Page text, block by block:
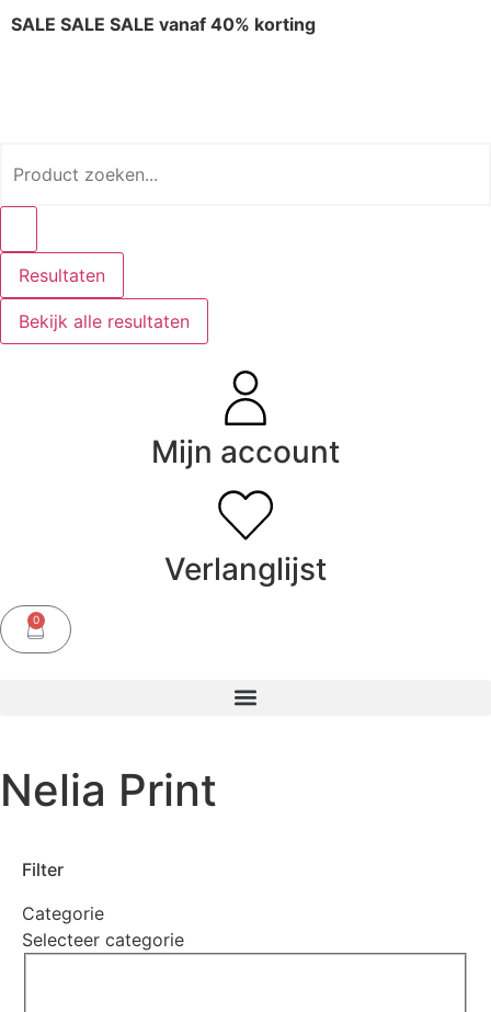
SALE SALE SALE vanaf 40% korting
Resultaten
Bekijk alle resultaten
Mijn account
Verlanglijst
0
Nelia Print
Filter
Categorie
Selecteer categorie